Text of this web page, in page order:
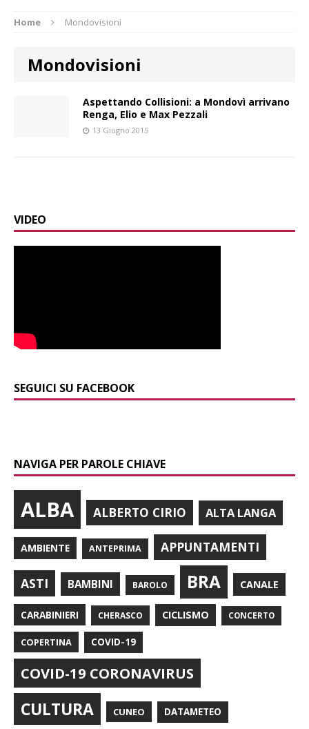
Home Mondovisioni
Mondovisioni
Aspettando Collisioni: a Mondovì arrivano
Renga, Elio e Max Pezzali
13 Giugno 2015
VIDEO
SEGUICI SU FACEBOOK
NAVIGA PER PAROLE CHIAVE
ALBA ALBERTO CIRIO ALTA LANGA
AMBIENTE ANTEPRIMA APPUNTAMENTI
ASTI BAMBINI BAROLO BRA CANALE
CARABINIERI CHERASCO CICLISMO CONCERTO
COPERTINA COVID-19
COVID-19 CORONAVIRUS
CULTURA CUNEO DATAMETEO